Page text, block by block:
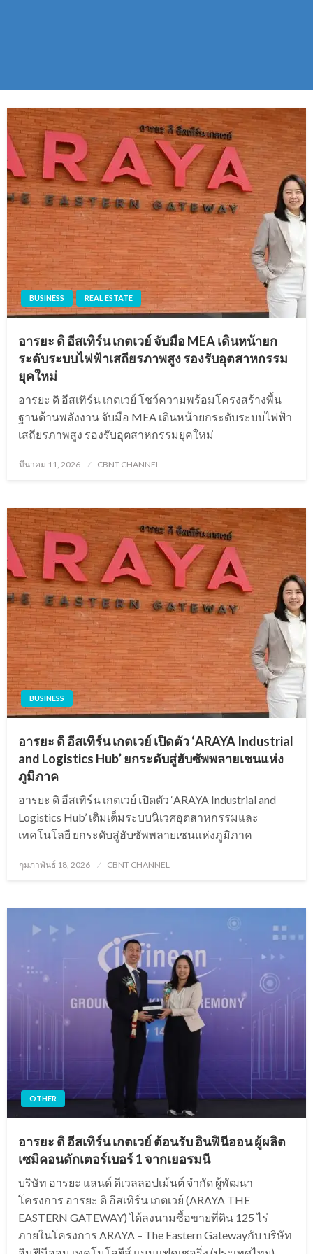
BUSINESS REAL ESTATE
อารยะ ดิ อีสเทิร์น เกตเวย์ จับมือ MEA เดินหน้ายก
ระดับระบบไฟฟ้าเสถียรภาพสูง รองรับอุตสาหกรรม
ยุคใหม่
อารยะ ดิ อีสเทิร์น เกตเวย์ โชว์ความพร้อมโครงสร้างพื้น
ฐานด้านพลังงาน จับมือ MEA เดินหน้ายกระดับระบบไฟฟ้า
เสถียรภาพสูง รองรับอุตสาหกรรมยุคใหม่
Posted
มีนาคม 11, 2026 CBNT CHANNEL
BUSINESS
อารยะ ดิ อีสเทิร์น เกตเวย์ เปิดตัว ‘ARAYA Industrial
and Logistics Hub’ ยกระดับสู่ฮับซัพพลายเชนแห่ง
ภูมิภาค
อารยะ ดิ อีสเทิร์น เกตเวย์ เปิดตัว ‘ARAYA Industrial and
Logistics Hub’ เติมเต็มระบบนิเวศอุตสาหกรรมและ
เทคโนโลยี ยกระดับสู่ฮับซัพพลายเชนแห่งภูมิภาค
Posted
กุมภาพันธ์ 18, 2026 CBNT CHANNEL
OTHER
อารยะ ดิ อีสเทิร์น เกตเวย์ ต้อนรับ อินฟินีออน ผู้ผลิต
เซมิคอนดักเตอร์เบอร์ 1 จากเยอรมนี
บริษัท อารยะ แลนด์ ดีเวลลอปเม้นต์ จำกัด ผู้พัฒนา
โครงการ อารยะ ดิ อีสเทิร์น เกตเวย์ (ARAYA THE
EASTERN GATEWAY) ได้ลงนามซื้อขายที่ดิน 125 ไร่
ภายในโครงการ ARAYA – The Eastern Gatewayกับ บริษัท